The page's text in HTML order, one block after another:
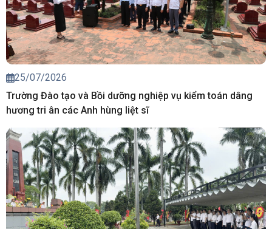
25/07/2026
Trường Đào tạo và Bồi dưỡng nghiệp vụ kiểm toán dâng
hương tri ân các Anh hùng liệt sĩ